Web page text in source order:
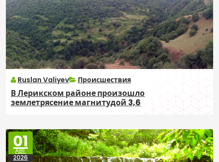
Ruslan Valiyev Происшествия
В Лерикском районе произошло
землетрясение магнитудой 3,6
01
АВГ
2026